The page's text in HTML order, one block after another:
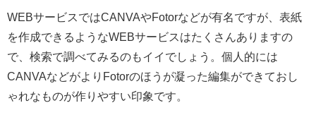
WEBサービスではCANVAやFotorなどが有名ですが、表紙
を作成できるようなWEBサービスはたくさんありますの
で、検索で調べてみるのもイイでしょう。個人的には
CANVAなどがよりFotorのほうが凝った編集ができておし
ゃれなものが作りやすい印象です。